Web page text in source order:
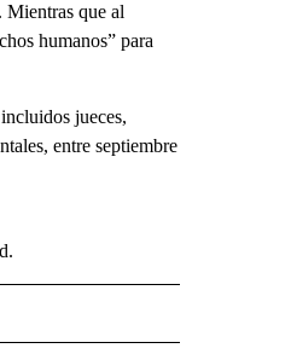
Mientras que al
humanos” para
jueces,
entre septiembre
NEW PAGES ON "CNN - SPANISH".